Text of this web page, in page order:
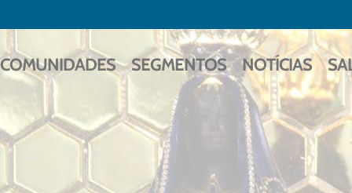
COMUNIDADES SEGMENTOS NOTÍCIAS